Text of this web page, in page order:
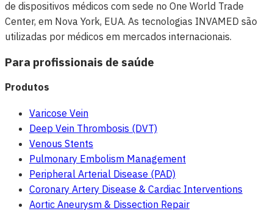
de dispositivos médicos com sede no One World Trade
Center, em Nova York, EUA. As tecnologias INVAMED são
utilizadas por médicos em mercados internacionais.
Para profissionais de saúde
Produtos
Varicose Vein
Deep Vein Thrombosis (DVT)
Venous Stents
Pulmonary Embolism Management
Peripheral Arterial Disease (PAD)
Coronary Artery Disease & Cardiac Interventions
Aortic Aneurysm & Dissection Repair